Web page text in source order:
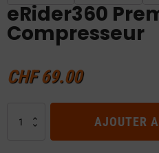
eRider360
Compresseur
CHF69.00
AJOUTER